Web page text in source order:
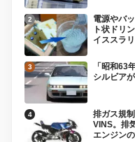
電源やバ
ト状ドリ
イススラ
「昭和63
シルビア
排ガス規
VINS。排
エンジン